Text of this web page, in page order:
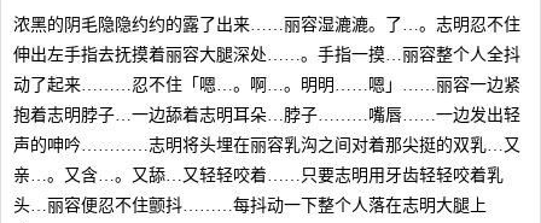
浓黑的阴毛隐隐约约的露了出来……丽容湿漉漉。了…。志明忍不住
伸出左手指去抚摸着丽容大腿深处……。手指一摸…丽容整个人全抖
动了起来………忍不住「嗯…。啊…。明明……嗯」……丽容一边紧
抱着志明脖子…一边舔着志明耳朵…脖子………嘴唇……一边发出轻
声的呻吟…………志明将头埋在丽容乳沟之间对着那尖挺的双乳…又
亲…。又含…。又舔…又轻轻咬着……只要志明用牙齿轻轻咬着乳
头…丽容便忍不住颤抖………每抖动一下整个人落在志明大腿上